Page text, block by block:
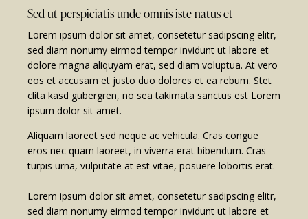
Sed ut perspiciatis unde omnis iste natus et
Lorem ipsum dolor sit amet, consetetur sadipscing elitr,
sed diam nonumy eirmod tempor invidunt ut labore et
dolore magna aliquyam erat, sed diam voluptua. At vero
eos et accusam et justo duo dolores et ea rebum. Stet
clita kasd gubergren, no sea takimata sanctus est Lorem
ipsum dolor sit amet.
Aliquam laoreet sed neque ac vehicula. Cras congue
eros nec quam laoreet, in viverra erat bibendum. Cras
turpis urna, vulputate at est vitae, posuere lobortis erat.
Lorem ipsum dolor sit amet, consetetur sadipscing elitr,
sed diam nonumy eirmod tempor invidunt ut labore et